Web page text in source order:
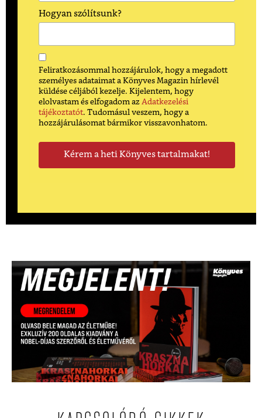
Hogyan szólítsunk?
Feliratkozásommal hozzájárulok, hogy a megadott
személyes adataimat a Könyves Magazin hírlevél
küldése céljából kezelje. Kijelentem, hogy
elolvastam és elfogadom az Adatkezelési
tájékoztatót. Tudomásul veszem, hogy a
hozzájárulásomat bármikor visszavonhatom.